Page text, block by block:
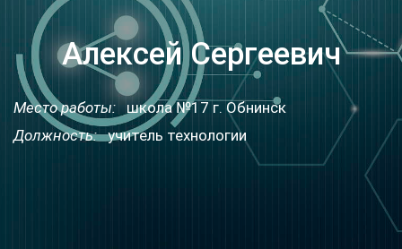
Алексей Сергеевич
Место работы: школа №17 г. Обнинск
Должность: учитель технологии